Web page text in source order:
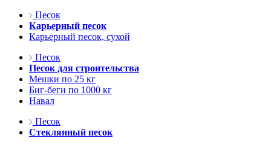
Песок
Карьерный песок
Карьерный песок, сухой
Песок
Песок для строительства
Мешки по 25 кг
Биг-беги по 1000 кг
Навал
Песок
Стеклянный песок